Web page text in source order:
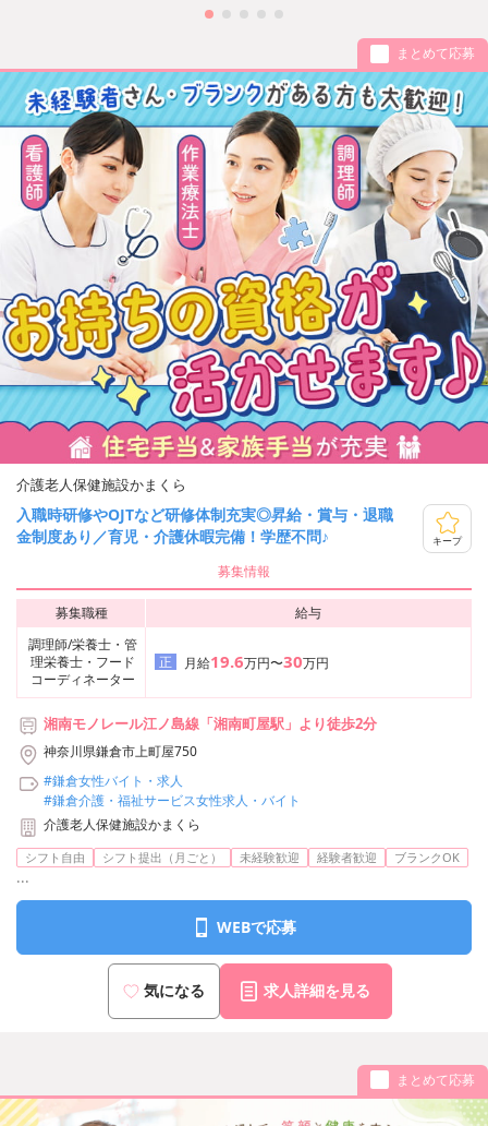
まとめて応募
介護老人保健施設かまくら
入職時研修やOJTなど研修体制充実◎昇給・賞与・退職
金制度あり／育児・介護休暇完備！学歴不問♪
キープ
募集情報
募集職種
給与
調理師/栄養士・管
理栄養士・フード
コーディネーター
正 月給19.6万円〜30万円
湘南モノレール江ノ島線「湘南町屋駅」より徒歩2分
神奈川県鎌倉市上町屋750
#鎌倉女性バイト・求人
#鎌倉介護・福祉サービス女性求人・バイト
介護老人保健施設かまくら
シフト自由 シフト提出（月ごと） 未経験歓迎 経験者歓迎 ブランクOK
...
WEBで応募
気になる 求人詳細を見る
まとめて応募